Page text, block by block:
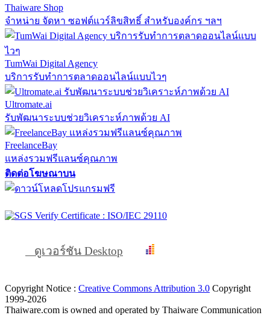
Thaiware Shop
จำหน่าย จัดหา ซอฟต์แวร์ลิขสิทธิ์ สำหรับองค์กร ฯลฯ
TumWai Digital Agency
บริการรับทำการตลาดออนไลน์แบบไวๆ
Ultromate.ai
รับพัฒนาระบบช่วยวิเคราะห์ภาพด้วย AI
FreelanceBay
แหล่งรวมฟรีแลนซ์คุณภาพ
ติดต่อโฆษณาบน
ดูเวอร์ชัน Desktop
Copyright Notice : Creative Commons Attribution 3.0 Copyright
1999-2026
Thaiware.com is owned and operated by Thaiware Communication